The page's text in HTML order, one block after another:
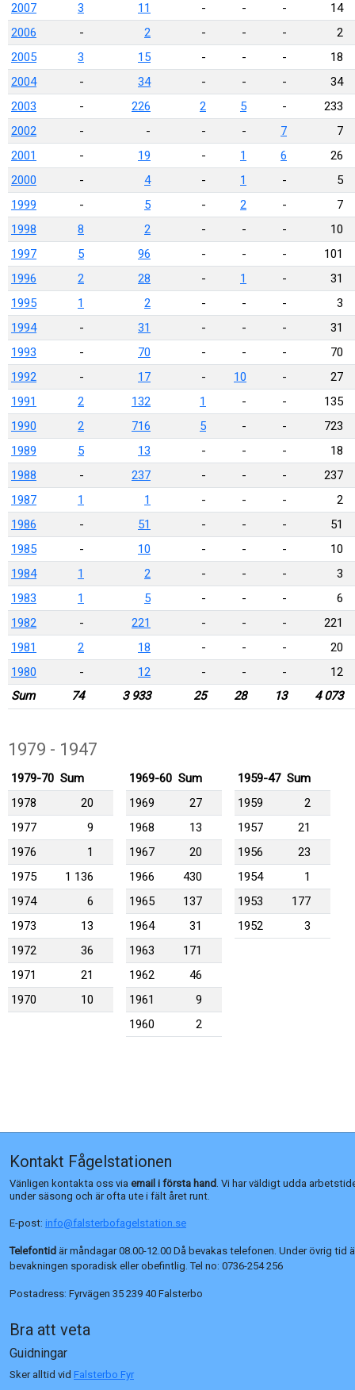
2007
3 11 - - -
14
2006
- 2 - - -
2
2005
3 15 - - -
18
2004
- 34 - - -
34
2003
- 226 2 5 -
233
2002
- - - - 7
7
2001
- 19 - 1 6
26
2000
- 4 - 1 -
5
1999
- 5 - 2 -
7
1998
8 2 - - -
10
1997
5 96 - - -
101
1996
2 28 - 1 -
31
1995
1 2 - - -
3
1994
- 31 - - -
31
1993
- 70 - - -
70
1992
- 17 - 10 -
27
1991
2 132 1 - -
135
1990
2 716 5 - -
723
1989
5 13 - - -
18
1988
- 237 - - -
237
1987
1 1 - - -
2
1986
- 51 - - -
51
1985
- 10 - - -
10
1984
1 2 - - -
3
1983
1 5 - - -
6
1982
- 221 - - -
221
1981
2 18 - - -
20
1980
- 12 - - -
12
Sum
74 3 933 25 28 13 4 073
1979 - 1947
1979-70 Sum
1978
20
1977
9
1976
1
1975
1 136
1974
6
1973
13
1972
36
1971
21
1970
10
1969-60 Sum
1969
27
1968
13
1967
20
1966
430
1965
137
1964
31
1963
171
1962
46
1961
9
1960
2
1959-47 Sum
1959
2
1957
21
1956
23
1954
1
1953
177
1952
3
Kontakt Fågelstationen
Vänligen kontakta oss via email i första hand. Vi har väldigt udda
under säsong och är ofta ute i fält året runt.
E-post: info@falsterbofagelstation.se
Telefontid är måndagar 08.00-12.00 Då bevakas telefonen. Under övrig tid
bevakningen sporadisk eller obefintlig. Tel no: 0736-254 256
Postadress: Fyrvägen 35 239 40 Falsterbo
Bra att veta
Guidningar
Sker alltid vid Falsterbo Fyr